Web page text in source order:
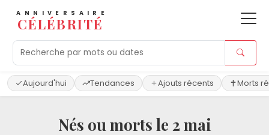
ANNIVERSAIRE
CÉLÉBRITÉ
Aujourd'hui Tendances Ajouts récents Morts
Nés ou morts le 2 mai